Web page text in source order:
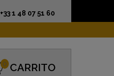
+33 1 48 07 51 60
CARRITO
0